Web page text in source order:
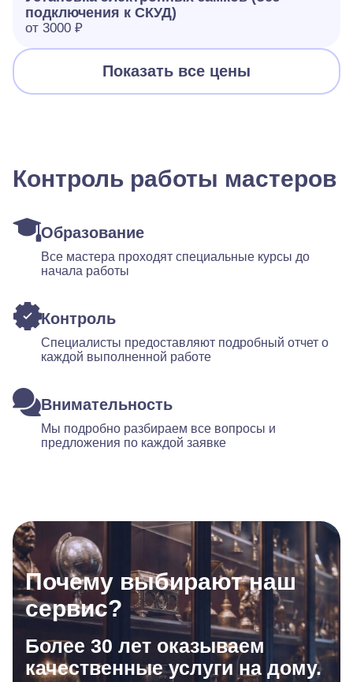
подключения к СКУД)
от 3000 ₽
Показать все цены
Контроль работы мастеров
Образование
Все мастера проходят специальные курсы до
начала работы
Контроль
Специалисты предоставляют подробный отчет о
каждой выполненной работе
Внимательность
Мы подробно разбираем все вопросы и
предложения по каждой заявке
Почему выбирают наш
сервис?
Более 30 лет оказываем
качественные услуги на дому.